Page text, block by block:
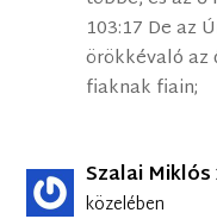
103:17 De az
örökkévaló az
fiaknak fiain;
Szalai Miklós
közelében